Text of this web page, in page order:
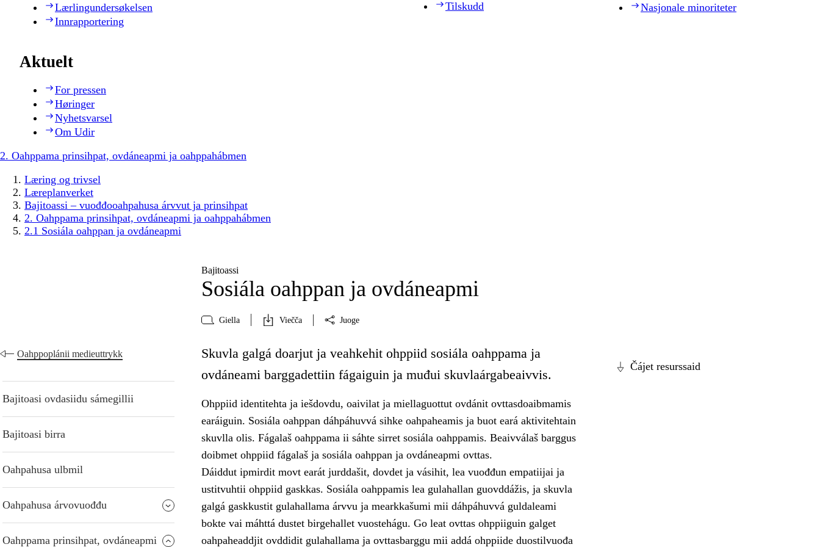
Lærlingundersøkelsen
Innrapportering
Tilskudd Nasjonale minoriteter
Aktuelt
For pressen
Høringer
Nyhetsvarsel
Om Udir
2. Oahppama prinsihpat, ovdáneapmi ja oahppahábmen
Læring og trivsel
Læreplanverket
Bajitoassi – vuođđooahpahusa árvvut ja prinsihpat
2. Oahppama prinsihpat, ovdáneapmi ja oahppahábmen
2.1 Sosiála oahppan ja ovdáneapmi
Bajitoassi
Sosiála oahppan ja ovdáneapmi
Giella Viečča Juoge
Oahppoplánii medieuttrykk
Bajitoasi ovdasiidu sámegillii
Bajitoasi birra
Oahpahusa ulbmil
Oahpahusa árvovuođđu
Oahppama prinsihpat, ovdáneapmi
Čájet resurssaid
Skuvla galgá doarjut ja veahkehit ohppiid sosiála oahppama ja
ovdáneami barggadettiin fágaiguin ja muđui skuvlaárgabeaivvis.
Ohppiid identitehta ja iešdovdu, oaivilat ja miellaguottut ovdánit ovttasdoaibmamis
earáiguin. Sosiála oahppan dáhpáhuvvá sihke oahpaheamis ja buot eará aktivitehtain
skuvlla olis. Fágalaš oahppama ii sáhte sirret sosiála oahppamis. Beaivválaš barggus
doibmet ohppiid fágalaš ja sosiála oahppan ja ovdáneapmi ovttas.
Dáiddut ipmirdit movt earát jurddašit, dovdet ja vásihit, lea vuođđun empatiijai ja
ustitvuhtii ohppiid gaskkas. Sosiála oahppamis lea gulahallan guovddážis, ja skuvla
galgá gaskkustit gulahallama árvvu ja mearkkašumi mii dáhpáhuvvá guldaleami
bokte vai máhttá dustet birgehallet vuostehágu. Go leat ovttas ohppiiguin galget
oahpaheaddjit ovddidit gulahallama ja ovttasbarggu mii addá ohppiide duostilvuođa